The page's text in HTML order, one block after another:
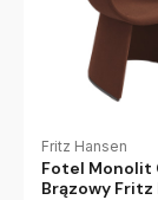
Fritz Hansen
Fotel Monolit
Brązowy Fritz